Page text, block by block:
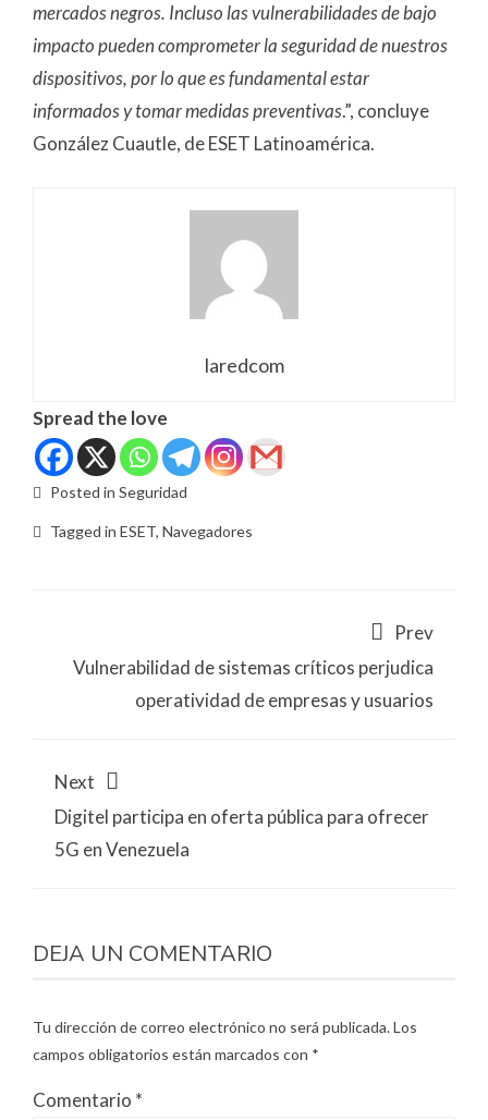
mercados negros. Incluso las vulnerabilidades de bajo
impacto pueden comprometer la seguridad de nuestros
dispositivos, por lo que es fundamental estar
informados y tomar medidas preventivas.”, concluye
González Cuautle, de ESET Latinoamérica.
laredcom
Spread the love
Posted in Seguridad
Tagged in ESET, Navegadores
Prev
Vulnerabilidad de sistemas críticos perjudica
operatividad de empresas y usuarios
Next
Digitel participa en oferta pública para ofrecer
5G en Venezuela
DEJA UN COMENTARIO
Tu dirección de correo electrónico no será publicada.Los
campos obligatorios están marcados con *
Comentario *